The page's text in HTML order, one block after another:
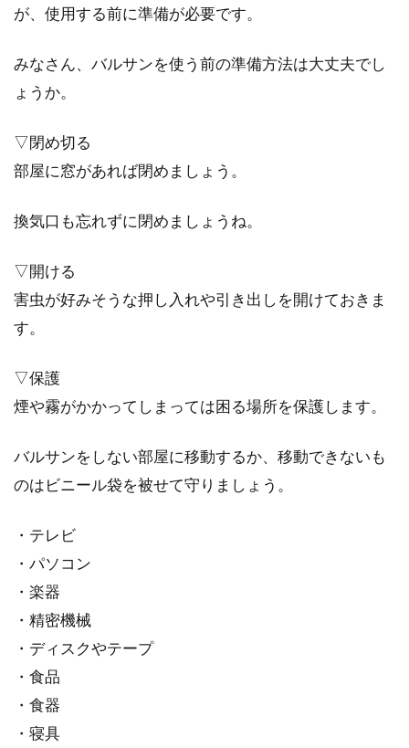
「建築面積」を計算する時の庇や柱
が、使用する前に準備が必要です。
みなさん、バルサンを使う前の準備方法は大丈夫でし
ょうか。
▽閉め切る
部屋に窓があれば閉めましょう。
換気口も忘れずに閉めましょうね。
▽開ける
害虫が好みそうな押し入れや引き出しを開けておきま
す。
▽保護
煙や霧がかかってしまっては困る場所を保護します。
バルサンをしない部屋に移動するか、移動できないも
のはビニール袋を被せて守りましょう。
・テレビ
・パソコン
・楽器
・精密機械
・ディスクやテープ
・食品
・食器
・寝具